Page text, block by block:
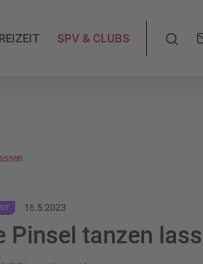
SPV & CLUBS
16.5.2023
Pinsel tanzen